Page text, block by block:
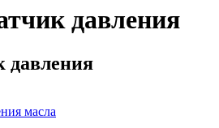
давления
давления
масла